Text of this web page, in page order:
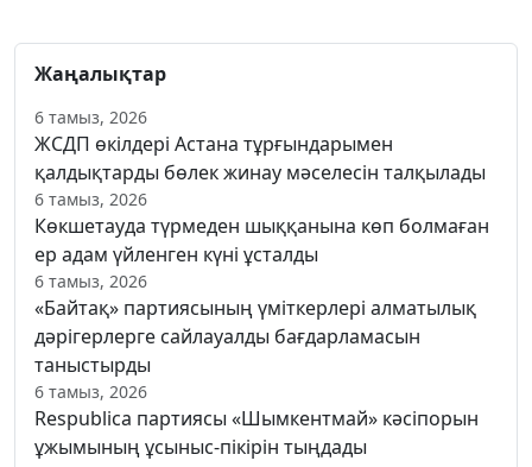
Жаңалықтар
6 тамыз, 2026
ЖСДП өкілдері Астана тұрғындарымен
қалдықтарды бөлек жинау мәселесін талқылады
6 тамыз, 2026
Көкшетауда түрмеден шыққанына көп болмаған
ер адам үйленген күні ұсталды
6 тамыз, 2026
«Байтақ» партиясының үміткерлері алматылық
дәрігерлерге сайлауалды бағдарламасын
таныстырды
6 тамыз, 2026
Respublica партиясы «Шымкентмай» кәсіпорын
ұжымының ұсыныс-пікірін тыңдады